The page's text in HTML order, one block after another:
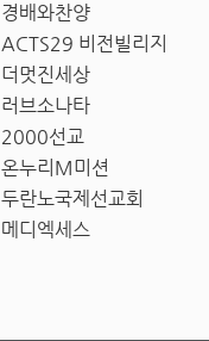
경배와찬양
ACTS29 비전빌리지
더멋진세상
러브소나타
2000선교
온누리M미션
두란노국제선교회
메디엑세스